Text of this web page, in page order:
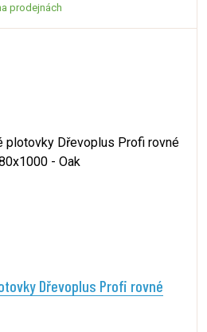
prodejnách
Dřevoplus Profi rovné